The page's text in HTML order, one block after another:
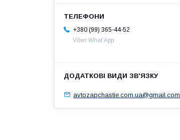
+380 (99) 365-44-52
Viber What’App
avtozapchastie.com.ua@gmail.com